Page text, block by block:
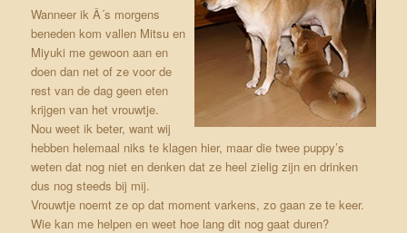
Wanneer ik Â´s morgens
beneden kom vallen Mitsu en
Miyuki me gewoon aan en
doen dan net of ze voor de
rest van de dag geen eten
krijgen van het vrouwtje.
Nou weet ik beter, want wij
hebben helemaal niks te klagen hier, maar die twee puppy’s
weten dat nog niet en denken dat ze heel zielig zijn en drinken
dus nog steeds bij mij.
Vrouwtje noemt ze op dat moment varkens, zo gaan ze te keer.
Wie kan me helpen en weet hoe lang dit nog gaat duren?